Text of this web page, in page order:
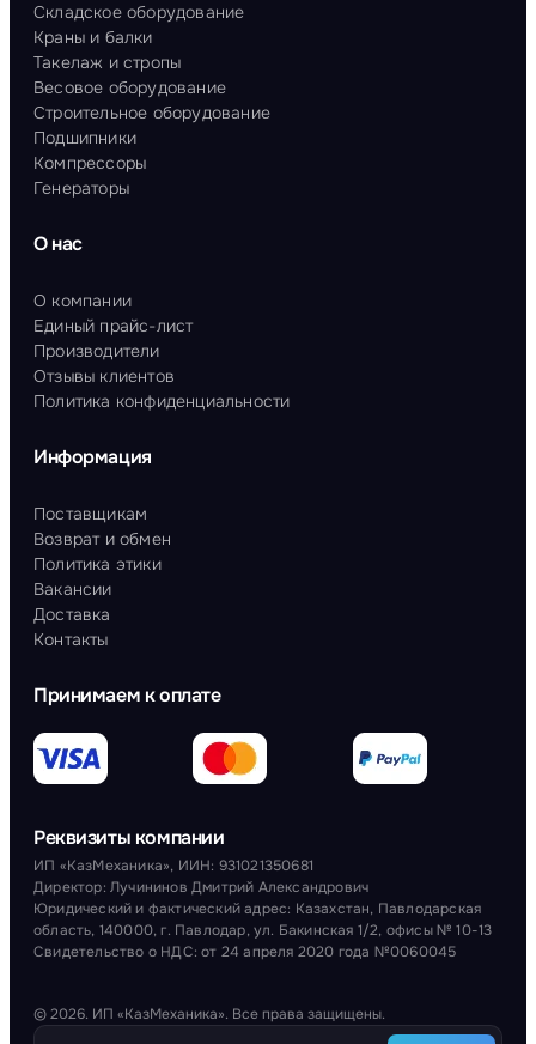
Складское оборудование
Краны и балки
Такелаж и стропы
Весовое оборудование
Строительное оборудование
Подшипники
Компрессоры
Генераторы
О нас
О компании
Единый прайс-лист
Производители
Отзывы клиентов
Политика конфиденциальности
Информация
Поставщикам
Возврат и обмен
Политика этики
Вакансии
Доставка
Контакты
Принимаем к оплате
Реквизиты компании
ИП «КазМеханика», ИИН: 931021350681
Директор: Лучининов Дмитрий Александрович
Юридический и фактический адрес: Казахстан, Павлодарская
область, 140000, г. Павлодар, ул. Бакинская 1/2, офисы № 10-13
Свидетельство о НДС: от 24 апреля 2020 года №0060045
© 2026. ИП «КазМеханика». Все права защищены.